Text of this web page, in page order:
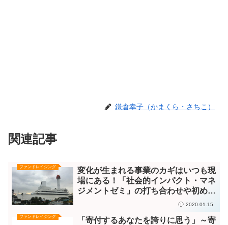
鎌倉幸子（かまくら・さちこ）
関連記事
ファンドレイジング
変化が生まれる事業のカギはいつも現
場にある！「社会的インパクト・マネ
ジメントゼミ」の打ち合わせや初めて
2020.01.15
ファンドレイジング
「寄付するあなたを誇りに思う」～寄